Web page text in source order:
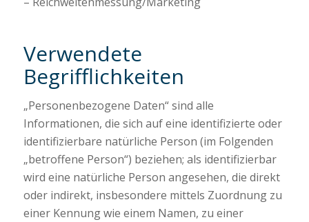
Verwendete
Begrifflichkeiten
„Personenbezogene Daten“ sind alle
Informationen, die sich auf eine identifizierte oder
identifizierbare natürliche Person (im Folgenden
„betroffene Person“) beziehen; als identifizierbar
wird eine natürliche Person angesehen, die direkt
oder indirekt, insbesondere mittels Zuordnung zu
einer Kennung wie einem Namen, zu einer